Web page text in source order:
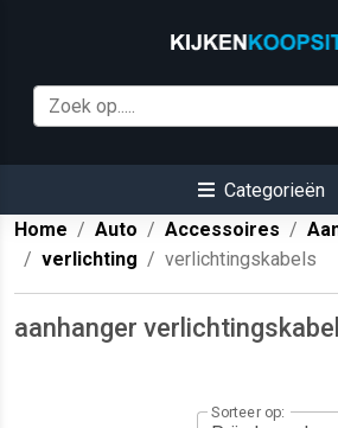
Categorieën
Home
Auto Accessoires
verlichting
verlichtingskabels
aanhanger
Sorteer op: